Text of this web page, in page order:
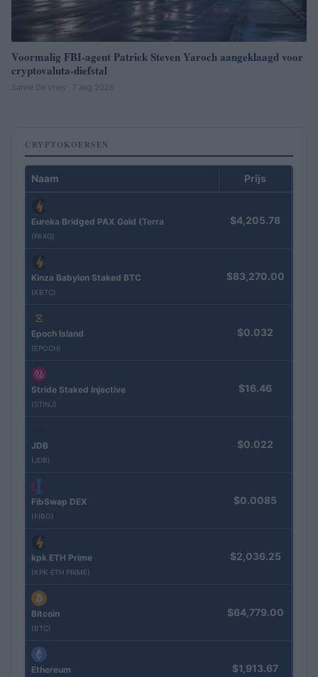
Voormalig FBI-agent Patrick Steven Yaroch aangeklaagd voor
cryptovaluta-diefstal
Sanne De Vries · 7 aug 2026
CRYPTOKOERSEN
Naam Prijs
Eureka Bridged PAX Gold (Terra
(PAXG)
$4,205.78
Kinza Babylon Staked BTC
(KBTC)
$83,270.00
Epoch Island
(EPOCH)
$0.032
Stride Staked Injective
(STINJ)
$16.46
JDB
(JDB)
$0.022
FibSwap DEX
(FIBO)
$0.0085
kpk ETH Prime
(KPK ETH PRIME)
$2,036.25
Bitcoin
(BTC)
$64,779.00
Ethereum $1,913.67